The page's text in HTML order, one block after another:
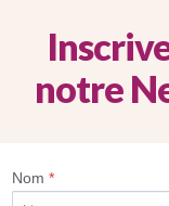
notre
Nom*